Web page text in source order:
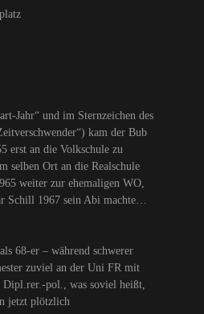
Jahr“ und im Sternzeichen des
kam der Bub
erst an die Volkschule zu
selben Ort an die Realschule
weiter zur ehemaligen WO,
Schill 1967 sein Abi machte…
68-er – während schwerer
zuviel an der Uni FR mit
Dipl.rer.-pol., was soviel heißt,
jetzt plötzlich